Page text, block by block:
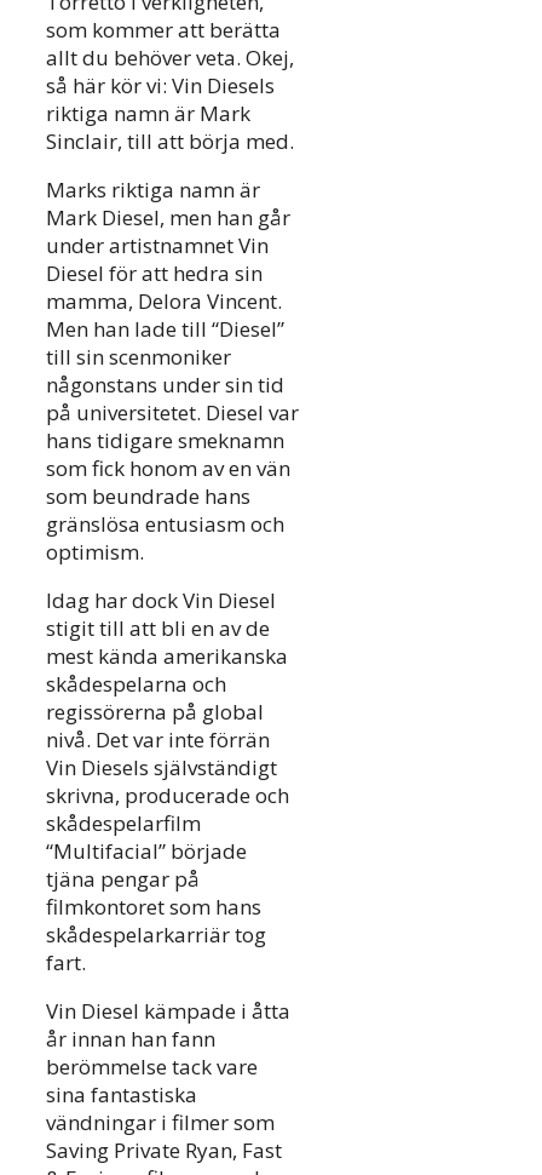
som kommer att berätta
allt du behöver veta. Okej,
så här kör vi: Vin Diesels
riktiga namn är Mark
Sinclair, till att börja med.
Marks riktiga namn är
Mark Diesel, men han går
under artistnamnet Vin
Diesel för att hedra sin
mamma, Delora Vincent.
Men han lade till “Diesel”
till sin scenmoniker
någonstans under sin tid
på universitetet. Diesel var
hans tidigare smeknamn
som fick honom av en vän
som beundrade hans
gränslösa entusiasm och
optimism.
Idag har dock Vin Diesel
stigit till att bli en av de
mest kända amerikanska
skådespelarna och
regissörerna på global
nivå. Det var inte förrän
Vin Diesels självständigt
skrivna, producerade och
skådespelarfilm
“Multifacial” började
tjäna pengar på
filmkontoret som hans
skådespelarkarriär tog
fart.
Vin Diesel kämpade i åtta
år innan han fann
berömmelse tack vare
sina fantastiska
vändningar i filmer som
Saving Private Ryan, Fast